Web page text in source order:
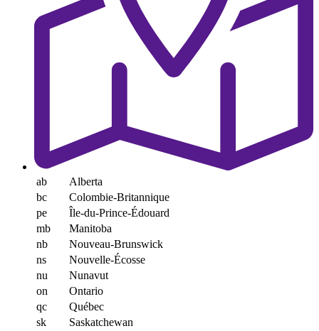
ab
Alberta
bc
Colombie-Britannique
pe
Île-du-Prince-Édouard
mb
Manitoba
nb
Nouveau-Brunswick
ns
Nouvelle-Écosse
nu
Nunavut
on
Ontario
qc
Québec
sk
Saskatchewan